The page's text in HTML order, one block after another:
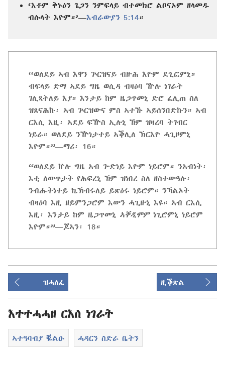
‘እቶም ቅኑዕን ጌጋን ንምፍላይ ብተመክሮ ልቦናኦም ዘላመዱ
ብሱላት እዮም።’—እብራውያን 5:14።
“ወለደይ ኣብ እዋን ጕርዝናይ ብዙሕ እዮም ደጊፎምኒ።
ብፍላይ ድማ ኣደይ ግዜ ወሲዳ ብዛዕባ ዅሉ ነገራት
ገሊጻትለይ እያ። እንታይ ከም ዜጋጥመኒ ድሮ ፈሊጠ ስለ
ዝጸናሕኩ፡ ኣብ ጕርዝውና ምስ ኣተኹ ኣይሰንበድኩን። ኣብ
ርእሲ እዚ፡ ኣደይ ፍዅስ ኢሉኒ ኸም ዝዛረባ ትገብር
ነይራ። ወለደይ ንዅነታተይ ኣቕሊለ ኽርእዮ ሓጊዞምኒ
እዮም።”—ማሪ፡ 16።
“ወለደይ ኵሉ ግዜ ኣብ ጐድነይ እዮም ነይሮም። ንኣብነት፡
እቲ ለውጥታት የሕፍረኒ ኸም ዝነበረ ስለ ዘስተውዓሉ፡
ንብሑትነተይ ኬኽብሩለይ ይጽዕሩ ነይሮም። ንኻልኦት
ብዛዕባ እዚ ዘይምንጋሮም እውን ሓጊዙኒ እዩ። ኣብ ርእሲ
እዚ፡ እንታይ ከም ዜጋጥመኒ ኣቐዲሞም ነጊሮምኒ ነይሮም
እዮም።”—ጆኣን፡ 18።
ዝሓለፈ ዚቕጽል
እተተሓሓዘ ርእሰ ነገራት
ኣተዓባብያ ቘልዑ ሓዳርን ስድራ ቤትን